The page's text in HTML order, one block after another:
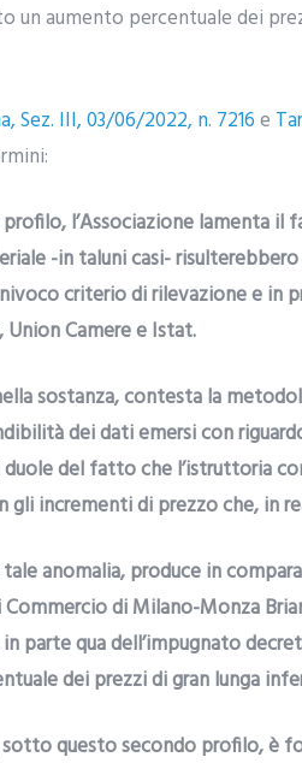
un aumento percentuale dei
Sez. III, 03/06/2022, n. 7216e
l’Associazione lamenta
-in taluni casi-
criterio di rilevazione e in
Camere e Istat.
sostanza, contesta la
dei dati emersi con
duole del fatto che l’istruttoria
gli incrementi di prezzo che, in
anomalia, produce in
Commercio di Milano-Monza
in parte qua dell’impugnato
dei prezzi di gran lunga
sotto questo secondo profilo, è